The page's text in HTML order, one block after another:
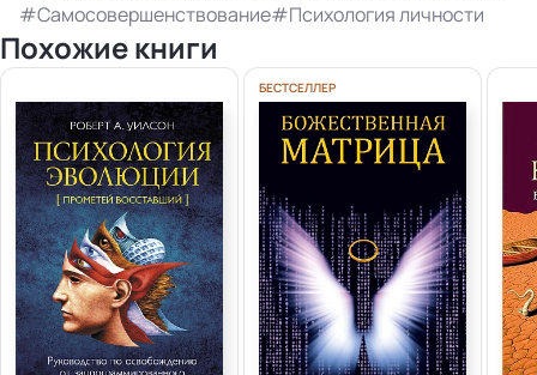
Самосовершенствование
Психология личности
Похожие книги
БЕСТСЕЛЛЕР